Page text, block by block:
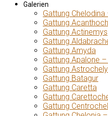
Galerien
Gattung
Gattung
Gattung Actinemys
Gattung
Gattung Amyda
Gattung Apalone
Gattung
Gattung Batagur
Gattung Caretta
Gattung
Gattung